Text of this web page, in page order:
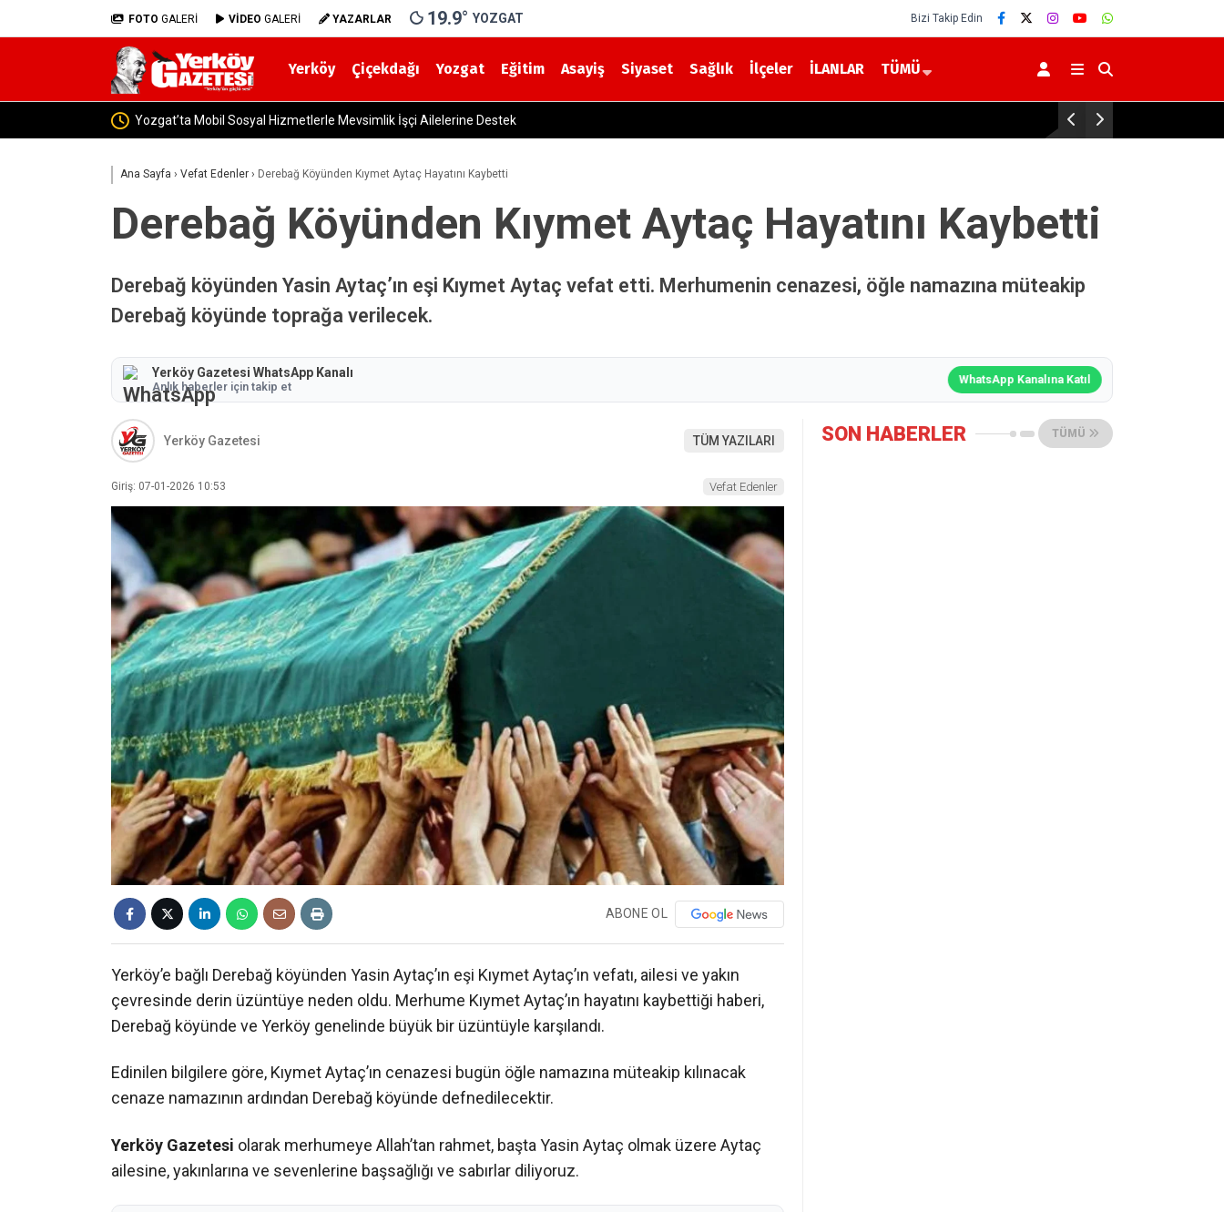
FOTO GALERİ VİDEO GALERİ YAZARLAR 19.9° YOZGAT Bizi Takip Edin
Yerköy Çiçekdağı Yozgat Eğitim Asayiş Siyaset Sağlık İlçeler İLANLAR TÜMÜ
Yerköy İlçe Sağlık Müdürü Dr. Candaş Tan’dan Emzirme Haftası Mesajı: “Bir Damla Anne Sütü, Bir Ömür Sağlık”
Ana Sayfa › Vefat Edenler › Derebağ Köyünden Kıymet Aytaç Hayatını Kaybetti
Derebağ Köyünden Kıymet Aytaç Hayatını Kaybetti
Derebağ köyünden Yasin Aytaç’ın eşi Kıymet Aytaç vefat etti. Merhumenin cenazesi, öğle namazına müteakip
Derebağ köyünde toprağa verilecek.
Yerköy Gazetesi WhatsApp Kanalı
Anlık haberler için takip et
WhatsApp Kanalına Katıl
Yerköy Gazetesi TÜM YAZILARI
Giriş: 07-01-2026 10:53 Vefat Edenler
ABONE OL
Yerköy’e bağlı Derebağ köyünden Yasin Aytaç’ın eşi Kıymet Aytaç’ın vefatı, ailesi ve yakın
çevresinde derin üzüntüye neden oldu. Merhume Kıymet Aytaç’ın hayatını kaybettiği haberi,
Derebağ köyünde ve Yerköy genelinde büyük bir üzüntüyle karşılandı.
Edinilen bilgilere göre, Kıymet Aytaç’ın cenazesi bugün öğle namazına müteakip kılınacak
cenaze namazının ardından Derebağ köyünde defnedilecektir.
Yerköy Gazetesi olarak merhumeye Allah’tan rahmet, başta Yasin Aytaç olmak üzere Aytaç
ailesine, yakınlarına ve sevenlerine başsağlığı ve sabırlar diliyoruz.
SON HABERLER TÜMÜ